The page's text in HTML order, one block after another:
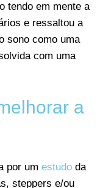
tendo em mente a
e ressaltou a
sono como uma
com uma
a
por um estudo da
steppers e/ou